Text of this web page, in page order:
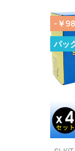
-￥
パッ